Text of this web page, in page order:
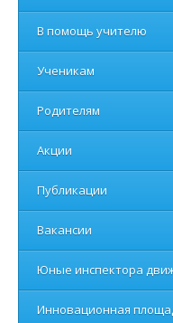
В помощь учителю
Ученикам
Родителям
Акции
Публикации
Вакансии
Юные инспектора
Инновационная